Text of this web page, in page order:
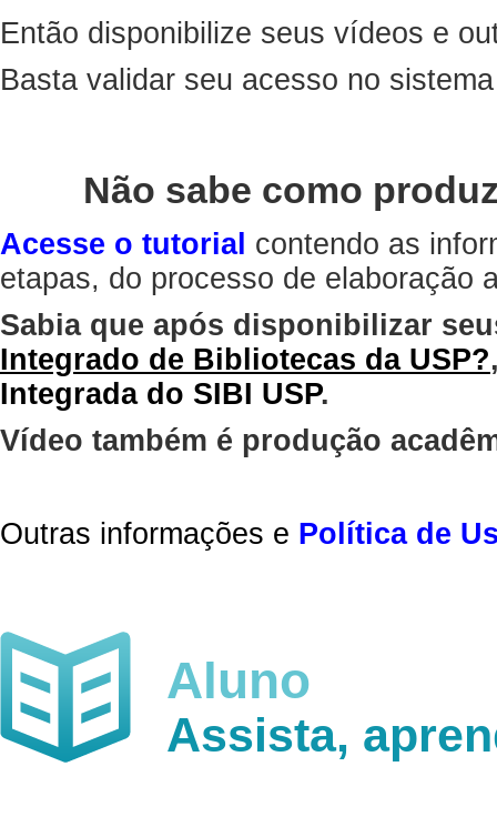
Então disponibilize seus vídeos e
Basta validar seu acesso no
Não sabe como
Acesse o tutorial contendo as
etapas, do processo de elaboração
Sabia que após disponibilizar
Integrado de Bibliotecas da USP?
Integrada do SIBI USP.
Vídeo também é produção
Outras informações e Política de
Aluno
Assista,